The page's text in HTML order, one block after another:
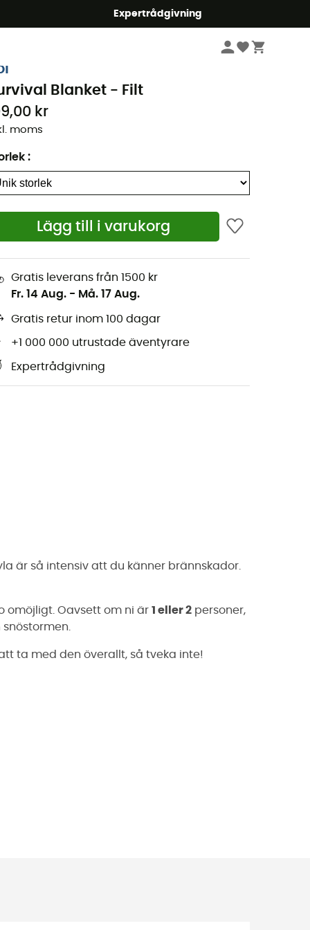
Expertrådgivning
Blanket - Filt
kr
moms
:
Lägg till i varukorg
Gratis leverans från 1500 kr
Fr. 14 Aug. - Må. 17 Aug.
Gratis retur inom 100 dagar
+1 000 000 utrustade äventyrare
Expertrådgivning
är så intensiv att du känner brännskador.
omöjligt. Oavsett om ni är 1 eller 2 personer,
ta med den överallt, så tveka inte!